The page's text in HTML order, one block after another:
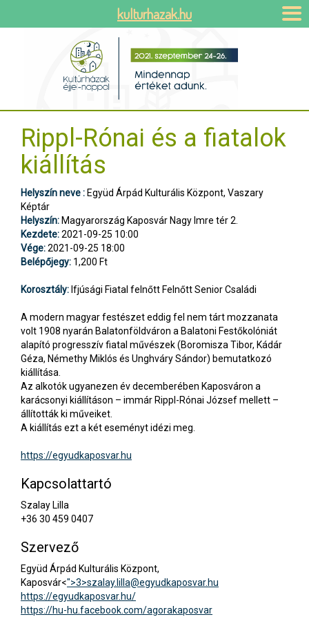
Rippl-Rónai és a fiatalok
kiállítás
Helyszín neve : Együd Árpád Kulturális Központ, Vaszary
Képtár
Helyszín: Magyarország Kaposvár Nagy Imre tér 2.
Kezdete:2021-09-25 10:00
Vége:2021-09-25 18:00
Belépőjegy: 1,200 Ft
Korosztály: Ifjúsági Fiatal felnőtt Felnőtt Senior Családi
A modern magyar festészet eddig fel nem tárt mozzanata
volt 1908 nyarán Balatonföldváron a Balatoni Festőkolóniát
alapító progresszív fiatal művészek (Boromisza Tibor, Kádár
Géza, Némethy Miklós és Unghváry Sándor) bemutatkozó
kiállítása.
Az alkotók ugyanezen év decemberében Kaposváron a
karácsonyi kiállításon – immár Rippl-Rónai József mellett –
állították ki műveiket.
A kiállítás ezt a két eseményt idézi meg.
https://egyudkaposvar.hu
Kapcsolattartó
Szalay Lilla
+36 30 459 0407
Szervező
Együd Árpád Kulturális Központ,
Kaposvár<">3>szalay.lilla@egyudkaposvar.hu
https://egyudkaposvar.hu/
https://hu-hu.facebook.com/agorakaposvar
kulturhazak.hu